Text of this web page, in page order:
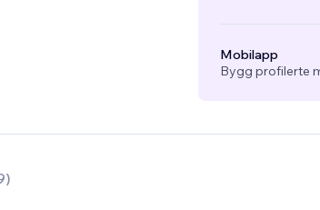
Mobilapp
Bygg profilerte
)